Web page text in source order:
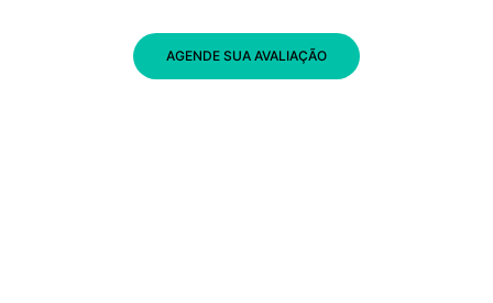
AGENDE SUA AVALIAÇÃO